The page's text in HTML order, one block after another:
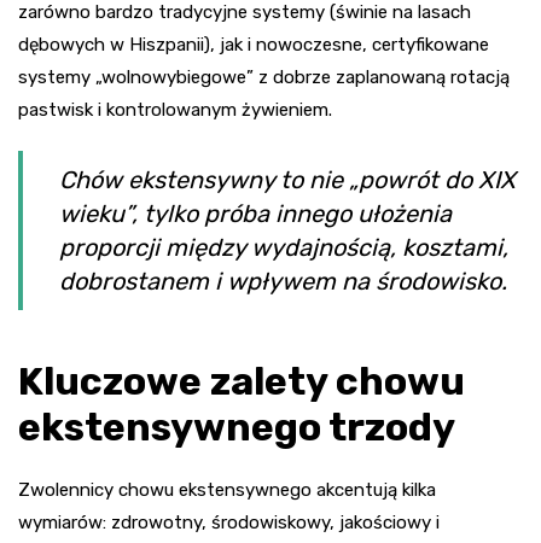
zarówno bardzo tradycyjne systemy (świnie na lasach
dębowych w Hiszpanii), jak i nowoczesne, certyfikowane
systemy „wolnowybiegowe” z dobrze zaplanowaną rotacją
pastwisk i kontrolowanym żywieniem.
Chów ekstensywny to nie „powrót do XIX
wieku”, tylko próba innego ułożenia
proporcji między wydajnością, kosztami,
dobrostanem i wpływem na środowisko.
Kluczowe zalety chowu
ekstensywnego trzody
Zwolennicy chowu ekstensywnego akcentują kilka
wymiarów: zdrowotny, środowiskowy, jakościowy i